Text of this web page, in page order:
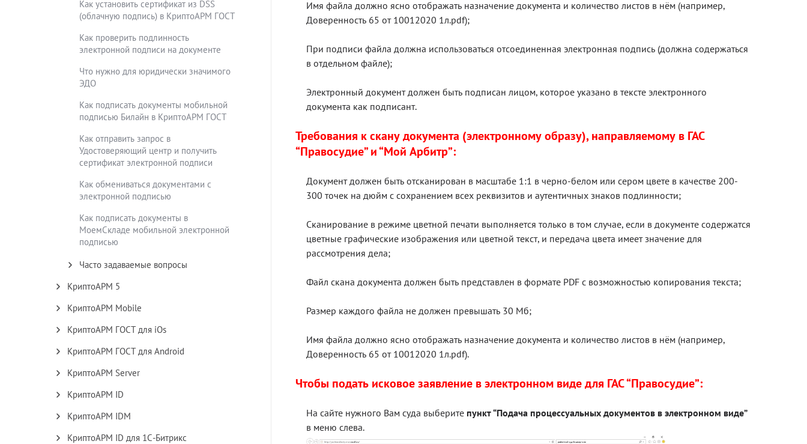
КриптоАРМ Mobile
КриптоАРМ Server
КриптоАРМ ID
КриптоАРМ IDM
КриптоАРМ ID для 1С-Битрикс
КриптоАРМ 5
Как установить сертификат из DSS
(облачную подпись) в КриптоАРМ ГОСТ
Как проверить подлинность
электронной подписи на документе
Что нужно для юридически значимого
ЭДО
Как подписать документы мобильной
подписью Билайн в КриптоАРМ ГОСТ
Как отправить запрос в
Удостоверяющий центр и получить
сертификат электронной подписи
Как обмениваться документами с
электронной подписью
Как подписать документы в
МоемСкладе мобильной электронной
подписью
Часто задаваемые вопросы
КриптоАРМ ГОСТ для Android
КриптоАРМ ГОСТ для iOs
Имя файла должно ясно отображать назначение документа и количество листов в нём (например,
Доверенность 65 от 10012020 1л.pdf);
При подписи файла должна использоваться отсоединенная электронная подпись (должна содержаться
в отдельном файле);
Электронный документ должен быть подписан лицом, которое указано в тексте электронного
документа как подписант.
Требования к скану документа (электронному образу), направляемому в ГАС
“Правосудие” и “Мой Арбитр”:
Документ должен быть отсканирован в масштабе 1:1 в черно-белом или сером цвете в качестве 200-
300 точек на дюйм с сохранением всех реквизитов и аутентичных знаков подлинности;
Сканирование в режиме цветной печати выполняется только в том случае, если в документе содержатся
цветные графические изображения или цветной текст, и передача цвета имеет значение для
рассмотрения дела;
Файл скана документа должен быть представлен в формате PDF с возможностью копирования текста;
Размер каждого файла не должен превышать 30 Мб;
Имя файла должно ясно отображать назначение документа и количество листов в нём (например,
Доверенность 65 от 10012020 1л.pdf).
Чтобы подать исковое заявление в электронном виде для ГАС “Правосудие”:
На сайте нужного Вам суда выберите пункт “Подача процессуальных документов в электронном виде”
в меню слева.